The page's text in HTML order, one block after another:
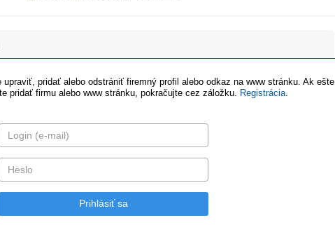
upraviť, pridať alebo odstrániť firemný profil alebo odkaz na www stránku. Ak ešte
pridať firmu alebo www stránku, pokračujte cez záložku.
Registrácia